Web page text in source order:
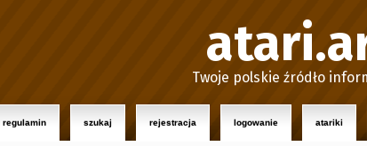
Twoje polskie źródło
regulamin szukaj rejestracja logowanie atariki